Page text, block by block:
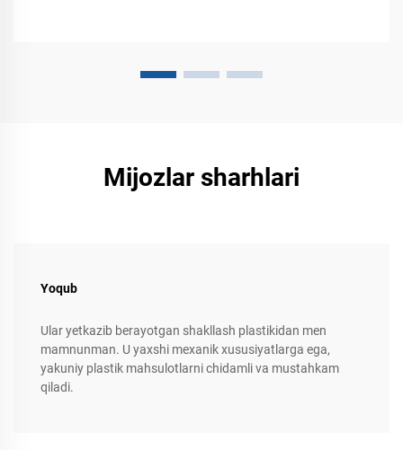
Mijozlar sharhlari
Yoqub
Ular yetkazib berayotgan shakllash plastikidan men
mamnunman. U yaxshi mexanik xususiyatlarga ega,
yakuniy plastik mahsulotlarni chidamli va mustahkam
qiladi.